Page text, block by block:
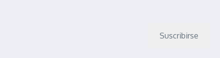
Suscribirse